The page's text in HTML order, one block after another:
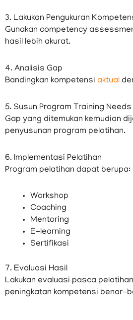
3. Lakukan Pengukuran
Gunakan competency
hasil lebih akurat.
4. Analisis Gap
Bandingkan kompetensi aktual
5. Susun Program Training
Gap yang ditemukan kemudian
penyusunan program pelatihan.
6. Implementasi Pelatihan
Program pelatihan dapat berupa:
Workshop
Coaching
Mentoring
E-learning
Sertifikasi
7. Evaluasi Hasil
Lakukan evaluasi pasca
peningkatan kompetensi benar-